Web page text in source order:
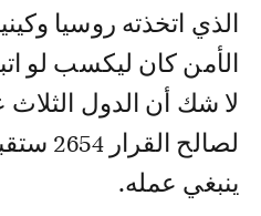
الذي اتخذته روسيا
الأمن كان ليكسب لو
لا شك أن الدول
لصالح
ينبغي عمله.